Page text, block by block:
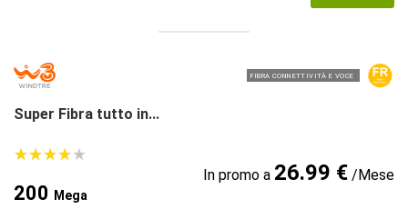
FIBRA CONNETTIVITÀ E VOCE
Super Fibra tutto in...
★★★★★
★★★★★
200 Mega
In promo a 26.99 €/Mese